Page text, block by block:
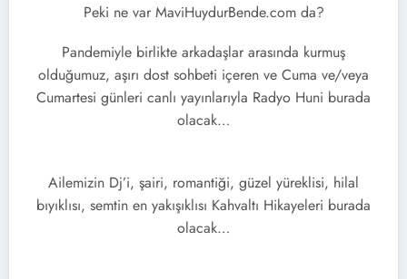
Peki ne var MaviHuydurBende.com da?
Pandemiyle birlikte arkadaşlar arasında kurmuş
olduğumuz, aşırı dost sohbeti içeren ve Cuma ve/veya
Cumartesi günleri canlı yayınlarıyla Radyo Huni burada
olacak…
Ailemizin Dj’i, şairi, romantiği, güzel yüreklisi, hilal
bıyıklısı, semtin en yakışıklısı Kahvaltı Hikayeleri burada
olacak…